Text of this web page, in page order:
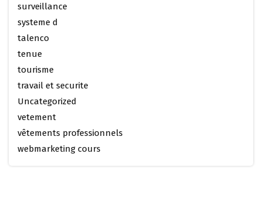
surveillance
systeme d
talenco
tenue
tourisme
travail et securite
Uncategorized
vetement
vêtements professionnels
webmarketing cours